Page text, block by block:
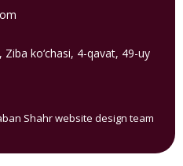
Ziba ko‘chasi, 4-qavat, 49-uy
Shahr website design team